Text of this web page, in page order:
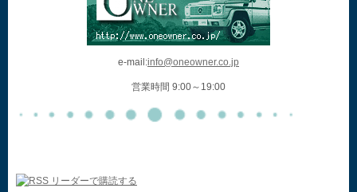
e-mail:info@oneowner.co.jp
営業時間 9:00～19:00